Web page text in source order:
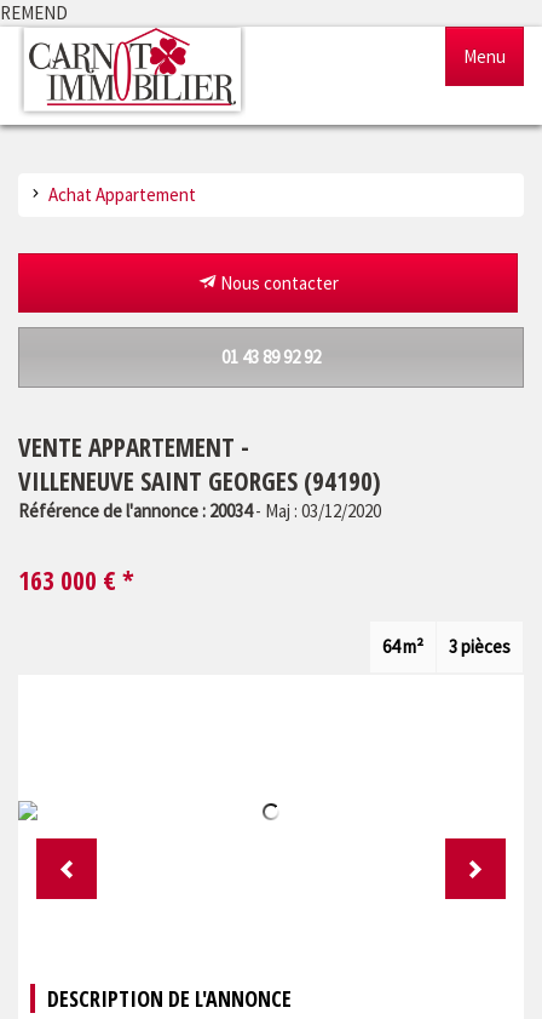
REMEND
Menu
Estimation
Achat Appartement
Nous contacter
01 43 89 92 92
VENTE APPARTEMENT -
VILLENEUVE SAINT GEORGES (94190)
Référence de l'annonce : 20034- Maj : 03/12/2020
163 000 € *
3 pièces
64 m²
DESCRIPTION DE L'ANNONCE